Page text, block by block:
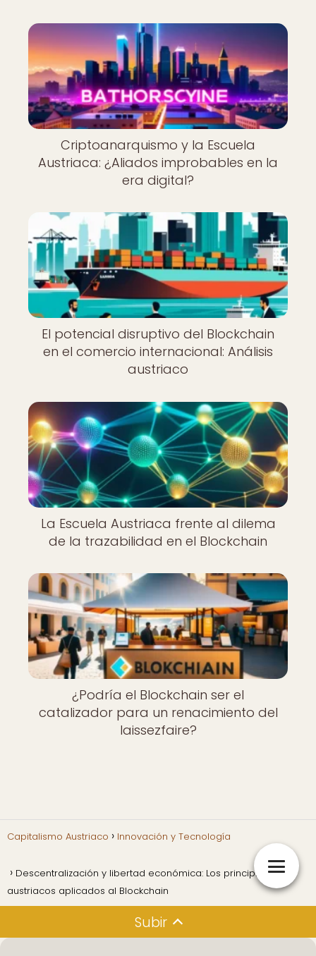
Criptoanarquismo y la Escuela
Austriaca: ¿Aliados improbables en la
era digital?
El potencial disruptivo del Blockchain
en el comercio internacional: Análisis
austriaco
La Escuela Austriaca frente al dilema
de la trazabilidad en el Blockchain
¿Podría el Blockchain ser el
catalizador para un renacimiento del
laissezfaire?
Capitalismo Austriaco Innovación y Tecnología
Descentralización y libertad económica: Los principios
austriacos aplicados al Blockchain
Subir